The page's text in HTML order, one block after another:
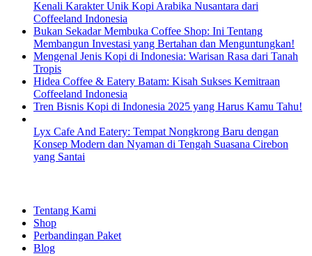
Kenali Karakter Unik Kopi Arabika Nusantara dari
Coffeeland Indonesia
Bukan Sekadar Membuka Coffee Shop: Ini Tentang
Membangun Investasi yang Bertahan dan Menguntungkan!
Mengenal Jenis Kopi di Indonesia: Warisan Rasa dari Tanah
Tropis
Hidea Coffee & Eatery Batam: Kisah Sukses Kemitraan
Coffeeland Indonesia
Tren Bisnis Kopi di Indonesia 2025 yang Harus Kamu Tahu!
Lyx Cafe And Eatery: Tempat Nongkrong Baru dengan
Konsep Modern dan Nyaman di Tengah Suasana Cirebon
yang Santai
Tentang Kami
Shop
Perbandingan Paket
Blog